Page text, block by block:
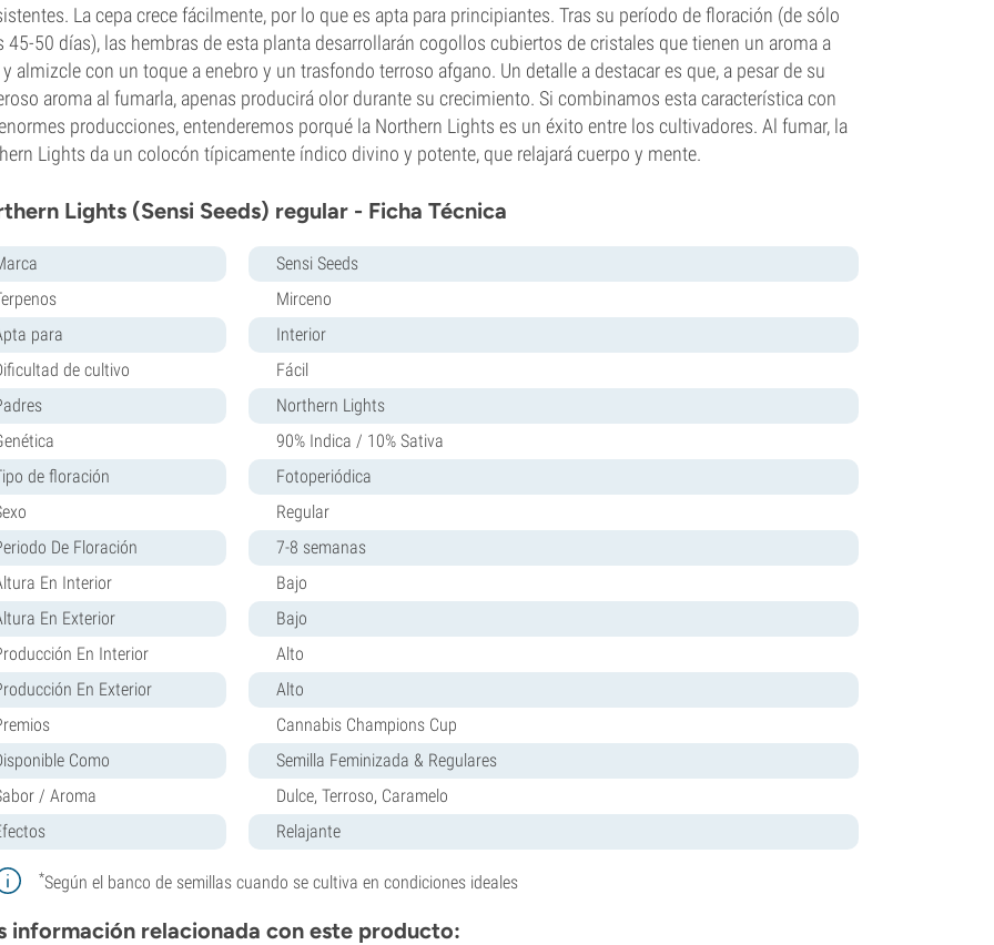
La cepa crece fácilmente, por lo que es apta para principiantes. Tras su período de floración (de sólo
45-50 días), las hembras de esta planta desarrollarán cogollos cubiertos de cristales que tienen un aroma a
almizcle con un toque a enebro y un trasfondo terroso afgano. Un detalle a destacar es que, a pesar de su
aroma al fumarla, apenas producirá olor durante su crecimiento. Si combinamos esta característica con
producciones, entenderemos porqué la Northern Lights es un éxito entre los cultivadores. Al fumar, la
Lights da un colocón típicamente índico divino y potente, que relajará cuerpo y mente.
Lights (Sensi Seeds) regular - Ficha Técnica
Sensi Seeds
Mirceno
para
Interior
de cultivo
Fácil
Northern Lights
90% Indica / 10% Sativa
de floración
Fotoperiódica
Regular
De Floración
7-8 semanas
En Interior
Bajo
En Exterior
Bajo
En Interior
Alto
En Exterior
Alto
Cannabis Champions Cup
Como
Semilla Feminizada & Regulares
/ Aroma
Dulce, Terroso, Caramelo
Relajante
*Según el banco de semillas cuando se cultiva en condiciones ideales
información relacionada con este producto: